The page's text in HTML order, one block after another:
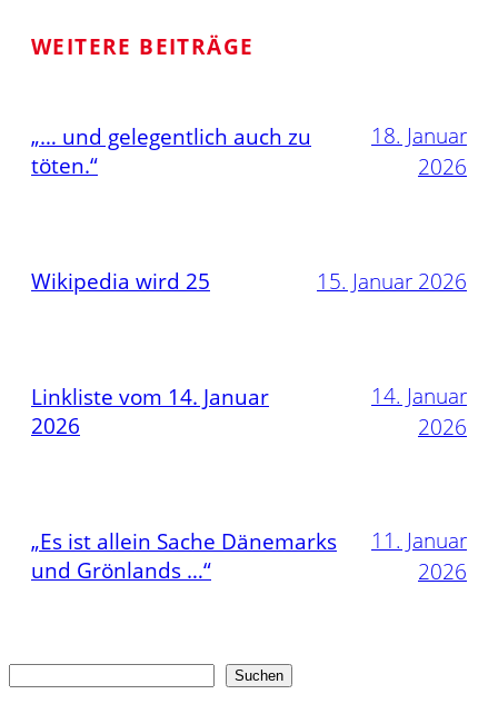
WEITERE BEITRÄGE
„… und gelegentlich auch zu
töten.“
18. Januar
2026
Wikipedia wird 25 15. Januar 2026
Linkliste vom 14. Januar
2026
14. Januar
2026
„Es ist allein Sache Dänemarks
und Grönlands …“
11. Januar
2026
Suchen